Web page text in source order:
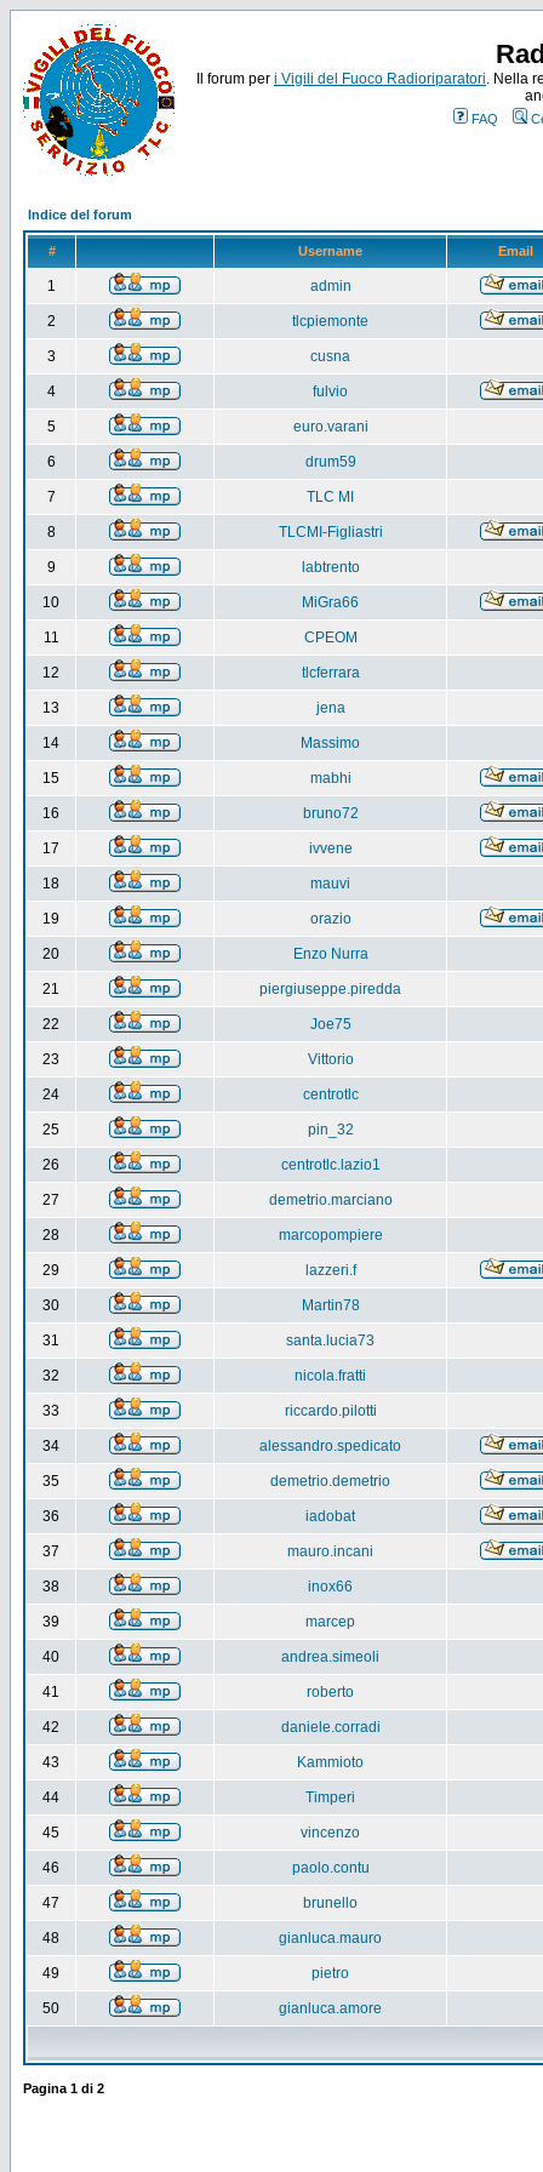
Il forum per i Vigili del Fuoco Radioriparatori. Nella
FAQ
Indice del forum
# Username Email
1 admin
2 tlcpiemonte
3 cusna
4 fulvio
5 euro.varani
6 drum59
7 TLC MI
8 TLCMI-Figliastri
9 labtrento
10 MiGra66
11 CPEOM
12 tlcferrara
13 jena
14 Massimo
15 mabhi
16 bruno72
17 ivvene
18 mauvi
19 orazio
20 Enzo Nurra
21 piergiuseppe.piredda
22 Joe75
23 Vittorio
24 centrotlc
25 pin_32
26 centrotlc.lazio1
27 demetrio.marciano
28 marcopompiere
29 lazzeri.f
30 Martin78
31 santa.lucia73
32 nicola.fratti
33 riccardo.pilotti
34 alessandro.spedicato
35 demetrio.demetrio
36 iadobat
37 mauro.incani
38 inox66
39 marcep
40 andrea.simeoli
41 roberto
42 daniele.corradi
43 Kammioto
44 Timperi
45 vincenzo
46 paolo.contu
47 brunello
48 gianluca.mauro
49 pietro
50 gianluca.amore
Pagina 1 di 2